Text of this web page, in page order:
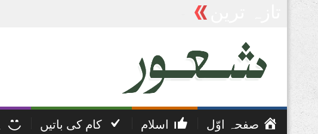
صفحہ اوّل اسلام کام کی باتیں